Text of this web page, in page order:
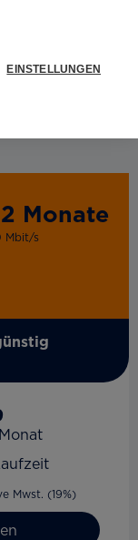
Monate
Mbit/s
Mwst. (19%)
EINSTELLUNGEN